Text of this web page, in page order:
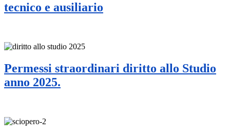
tecnico e ausiliario
Permessi straordinari diritto allo Studio
anno 2025.